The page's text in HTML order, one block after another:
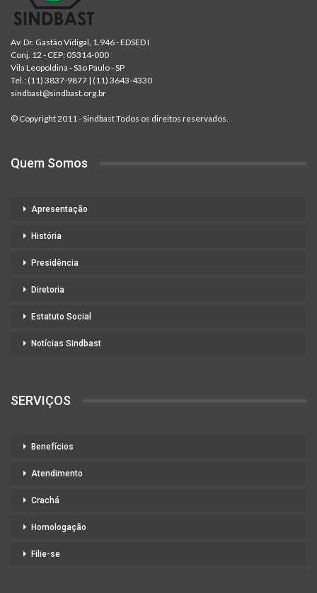
Av. Dr. Gastão Vidigal, 1.946 - EDSED I
Conj. 12 - CEP: 05314-000
Vila Leopoldina - São Paulo - SP
Tel.: (11) 3837-9877 | (11) 3643-4330
sindbast@sindbast.org.br
© Copyright 2011 - Sindbast Todos os direitos reservados.
Quem Somos
Apresentação
História
Presidência
Diretoria
Estatuto Social
Notícias Sindbast
SERVIÇOS
Benefícios
Atendimento
Crachá
Homologação
Filie-se